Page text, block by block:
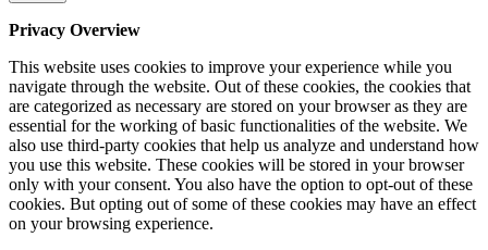
Privacy Overview
This website uses cookies to improve your experience while you
navigate through the website. Out of these cookies, the cookies that
are categorized as necessary are stored on your browser as they are
essential for the working of basic functionalities of the website. We
also use third-party cookies that help us analyze and understand how
you use this website. These cookies will be stored in your browser
only with your consent. You also have the option to opt-out of these
cookies. But opting out of some of these cookies may have an effect
on your browsing experience.